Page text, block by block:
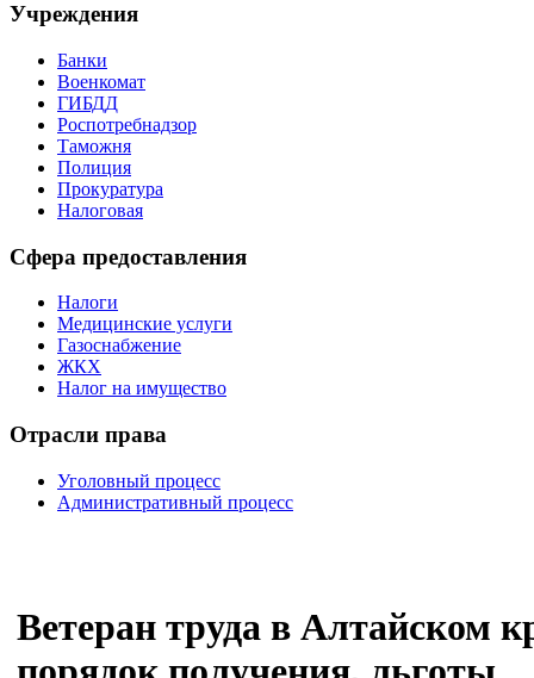
Учреждения
Банки
Военкомат
ГИБДД
Роспотребнадзор
Таможня
Полиция
Прокуратура
Налоговая
Сфера предоставления
Налоги
Медицинские услуги
Газоснабжение
ЖКХ
Налог на имущество
Отрасли права
Уголовный процесс
Административный процесс
Ветеран труда в Алтайском